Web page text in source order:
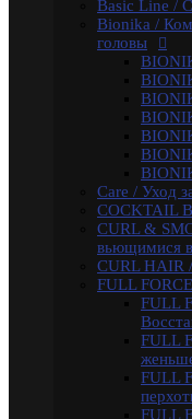
KERATINE
KERATINE
MATISSE
MATISSE
PERFECT
PREMIER
SERVICE
SHINE
STYLE /
VISION /
X-PLEX
Basic Line /
Bionika /
головы
Care / Уход
COCKTAIL
CURL &
вьющимися
CURL HAIR
FULL
FULL
FULL
FULL
FULL